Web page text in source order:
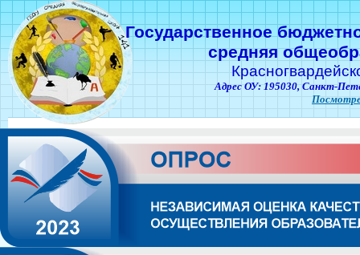
Государственное
средняя
Адрес ОУ: 195030, Санкт-